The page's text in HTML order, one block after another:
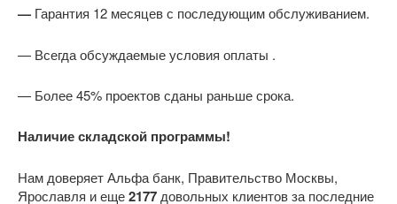
— Гарантия 12 месяцев с последующим обслуживанием.
— Всегда обсуждаемые условия оплаты .
— Более 45% проектов сданы раньше срока.
Наличие складской программы!
Нам доверяет Альфа банк, Правительство Москвы,
Ярославля и еще2177 довольных клиентов за последние